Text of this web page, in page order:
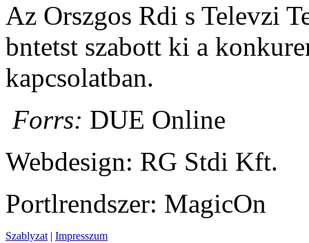
Az Orszgos Rdi s Televzi
bntetst szabott ki a
kapcsolatban.
Forrs: DUE Online
Webdesign: RG Stdi Kft.
Portlrendszer: MagicOn
Szablyzat | Impresszum